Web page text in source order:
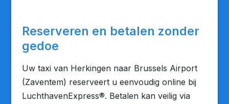
Reserveren en betalen zonder
gedoe
Uw taxi van Herkingen naar Brussels Airport
(Zaventem) reserveert u eenvoudig online bij
LuchthavenExpress®. Betalen kan veilig via